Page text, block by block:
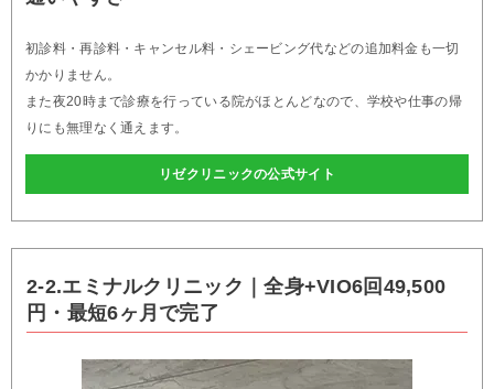
初診料・再診料・キャンセル料・シェービング代などの追加料金も一切
かかりません。
また夜20時まで診療を行っている院がほとんどなので、学校や仕事の帰
りにも無理なく通えます。
リゼクリニックの公式サイト
2-2.エミナルクリニック｜全身+VIO6回49,500
円・最短6ヶ月で完了